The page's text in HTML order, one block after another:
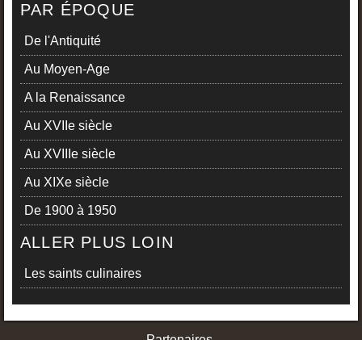
PAR ÉPOQUE
De l'Antiquité
Au Moyen-Age
A la Renaissance
Au XVIIe siècle
Au XVIIIe siècle
Au XIXe siècle
De 1900 à 1950
ALLER PLUS LOIN
Les saints culinaires